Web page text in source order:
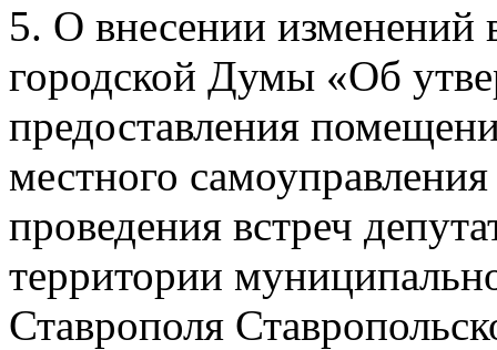
5. О внесении изменений
городской Думы «Об
предоставления
местного
проведения встреч
территории
Ставрополя